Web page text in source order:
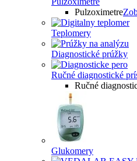
Pulzoximetre
Teplomery
Diagnostické prúžky
Ručné diagnostické
Ručné
Glukomery